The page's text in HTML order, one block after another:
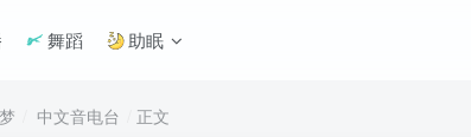
舞蹈 助眠
中文音电台 正文